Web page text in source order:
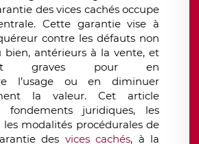
des vices cachés occupe
Cette garantie vise à
contre les défauts non
bien, antérieurs à la vente, et
graves pour en
l’usage ou en diminuer
la valeur. Cet article
fondements juridiques, les
modalités procédurales de
des vices cachés, à la